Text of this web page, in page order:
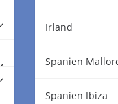
Irland
Spanien
Spanien Ibiza